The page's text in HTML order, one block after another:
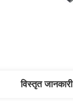
विस्तृत जानकारी